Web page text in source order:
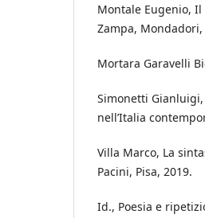
Montale Eugenio, Il
Zampa,
Mortara Garavelli
Simonetti
nell’Italia
Villa Marco, La
Pacini, Pisa, 2019.
Id., Poesia e